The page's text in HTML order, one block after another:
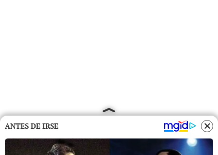
ANTES DE IRSE